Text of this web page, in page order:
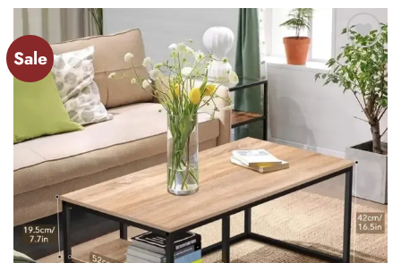
Sale
Add to
wishlist